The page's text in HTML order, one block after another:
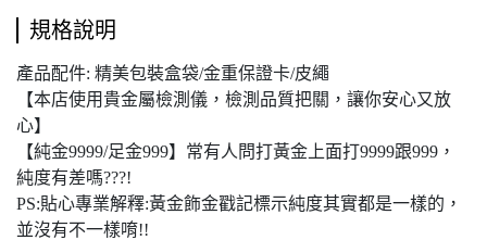
規格說明
產品配件: 精美包裝盒袋/金重保證卡/皮繩
【本店使用貴金屬檢測儀，檢測品質把關，讓你安心又放
心】
【純金9999/足金999】常有人問打黃金上面打9999跟999，
純度有差嗎???!
PS:貼心專業解釋:黃金飾金戳記標示純度其實都是一樣的，
並沒有不一樣唷!!